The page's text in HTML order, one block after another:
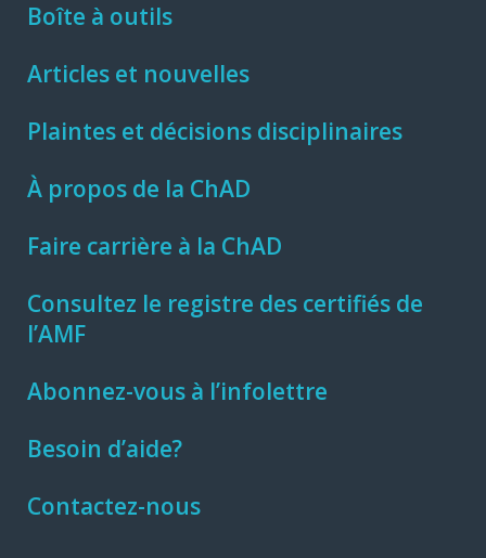
Boîte à outils
Articles et nouvelles
Plaintes et décisions disciplinaires
À propos de la ChAD
Faire carrière à la ChAD
Consultez le registre des certifiés de
l’AMF
Abonnez-vous à l’infolettre
Besoin d’aide?
Contactez-nous